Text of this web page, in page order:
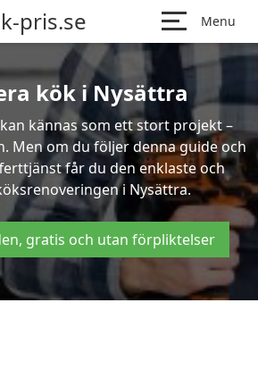
pris.se Menu
kök i Nysättra
kännas som ett stort projekt –
Men om du följer denna guide och
får du den enklaste och
i Nysättra.
gratis och utan förpliktelser